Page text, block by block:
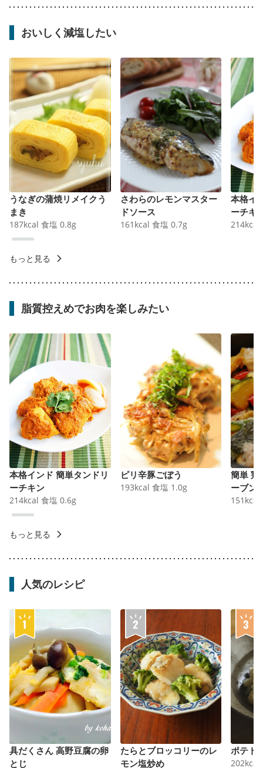
おいしく減塩したい
うなぎの蒲焼リメイクう
まき
187kcal 食塩 0.8g
さわらのレモンマスター
ドソース
161 kcal 食塩 0.7g
本格イ
ーチキ
214kcal
もっと見る
脂質控えめでお肉を楽しみたい
本格インド 簡単タンドリ
ーチキン
214kcal 食塩 0.6g
ピリ辛豚ごぼう
193kcal 食塩 1.0g
簡単 鶏
ーブン
151 kcal
もっと見る
人気のレシピ
具だくさん 高野豆腐の卵
とじ
たらとブロッコリーのレ
モン塩炒め
ポテト
202kcal